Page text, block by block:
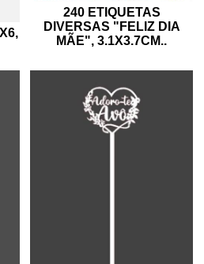
240 ETIQUETAS
DIVERSAS "FELIZ DIA
MÃE", 3.1X3.7CM..